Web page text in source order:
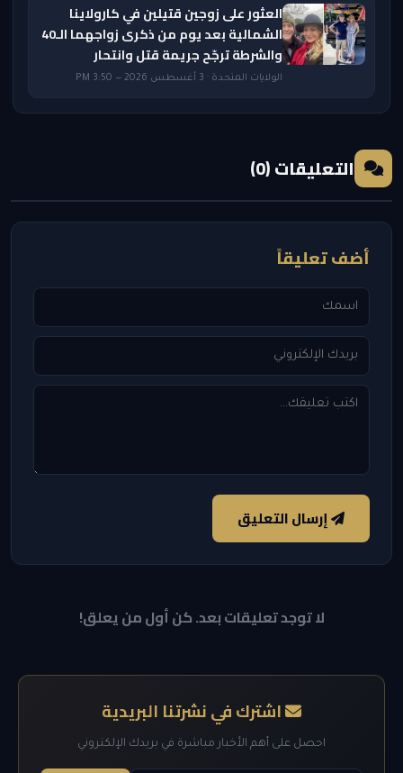
العثور على زوجين قتيلين في كارولاينا
الشمالية بعد يوم من ذكرى زواجهما الـ40
والشرطة ترجّح جريمة قتل وانتحار
الولايات المتحدة · 3 أغسطس 2026 — 3:50 PM
التعليقات (0)
أضف تعليقاً
إرسال التعليق
لا توجد تعليقات بعد. كن أول من يعلق!
اشترك في نشرتنا البريدية
احصل على أهم الأخبار مباشرة في بريدك الإلكتروني